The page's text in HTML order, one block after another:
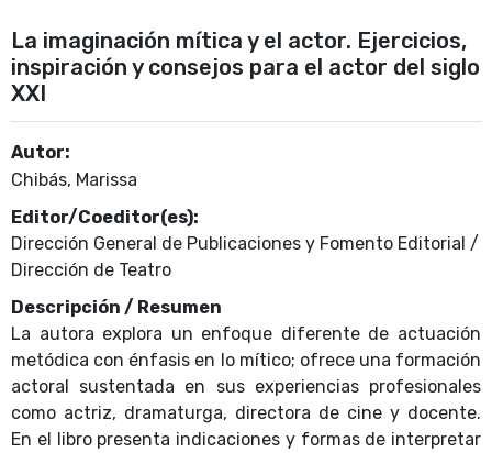
La imaginación mítica y el actor. Ejercicios,
inspiración y consejos para el actor del siglo
XXI
Autor:
Chibás, Marissa
Editor/Coeditor(es):
Dirección General de Publicaciones y Fomento Editorial /
Dirección de Teatro
Descripción / Resumen
La autora explora un enfoque diferente de actuación
metódica con énfasis en lo mítico; ofrece una formación
actoral sustentada en sus experiencias profesionales
como actriz, dramaturga, directora de cine y docente.
En el libro presenta indicaciones y formas de interpretar